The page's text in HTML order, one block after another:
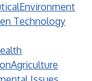
Environment
Technology
Agriculture